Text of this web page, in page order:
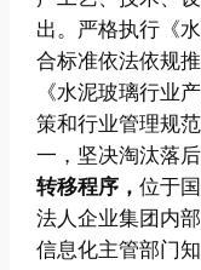
出。严格执行《
合标准依法依规
《水泥玻璃行业
策和行业管理规
一，坚决淘汰落
转移程序，位于
法人企业集团内
信息化主管部门知